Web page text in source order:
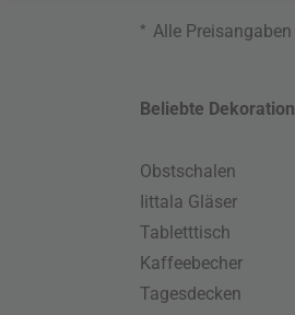
* Alle
Beliebte
Obstschalen
Iittala Gläser
Tabletttisch
Kaffeebecher
Tagesdecken